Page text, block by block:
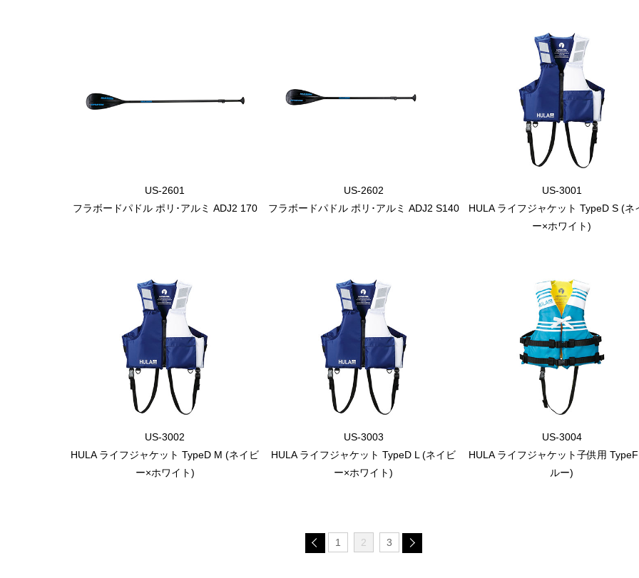
US-2601
フラボードパドル ポリ･アルミ ADJ2 170
US-2602
フラボードパドル ポリ･アルミ ADJ2 S140
US-3001
HULA ライフジャケット TypeD S (ネ
ー×ホワイト)
US-3002
HULA ライフジャケット TypeD M (ネイビ
ー×ホワイト)
US-3003
HULA ライフジャケット TypeD L (ネイビ
ー×ホワイト)
US-3004
HULA ライフジャケット子供用
ルー)
1 2 3